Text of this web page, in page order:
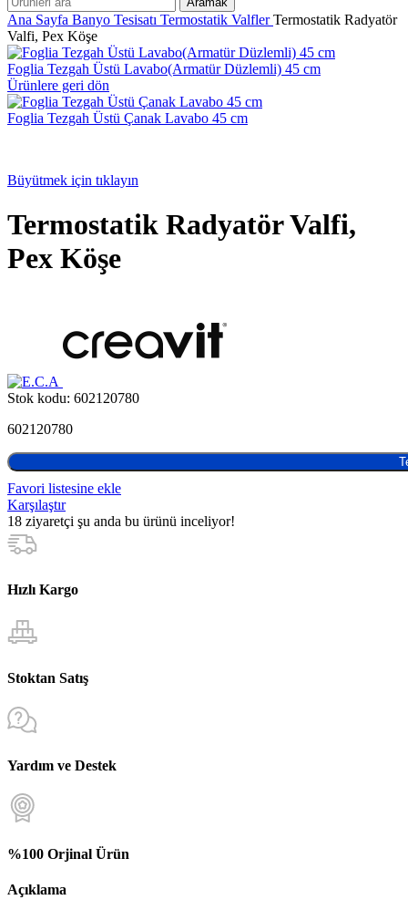
Ana Sayfa Banyo Tesisatı Termostatik ValflerTermostatik Radyatör
Valfi, Pex Köşe
Foglia Tezgah Üstü Lavabo(Armatür Düzlemli) 45 cm
Ürünlere geri dön
Foglia Tezgah Üstü Çanak Lavabo 45 cm
Büyütmek için tıklayın
Termostatik Radyatör Valfi,
Pex Köşe
Stok kodu: 602120780
602120780
Favori listesine ekle
Karşılaştır
18 ziyaretçi şu anda bu ürünü inceliyor!
Hızlı Kargo
Stoktan Satış
Yardım ve Destek
%100 Orjinal Ürün
Açıklama